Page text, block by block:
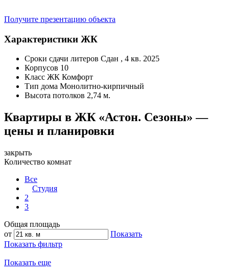
Получите презентацию объекта
Характеристики ЖК
Сроки сдачи литеров Сдан , 4 кв. 2025
Корпусов 10
Класс ЖК Комфорт
Тип дома Монолитно-кирпичный
Высота потолков 2,74 м.
Квартиры в ЖК «Астон. Сезоны» —
цены и планировки
закрыть
Количество комнат
Все
Студия
2
3
Общая площадь
от
Показать
Показать фильтр
Показать еще